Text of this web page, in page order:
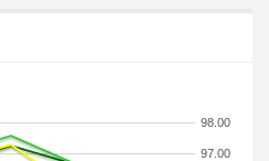
97.00
98.00